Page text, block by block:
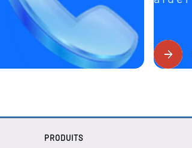
PRODUITS